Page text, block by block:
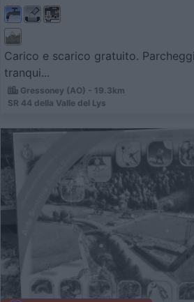
Carico e scarico gratuito.
tranqui...
Gressoney (AO) - 19.3km
SR 44 della Valle del Lys